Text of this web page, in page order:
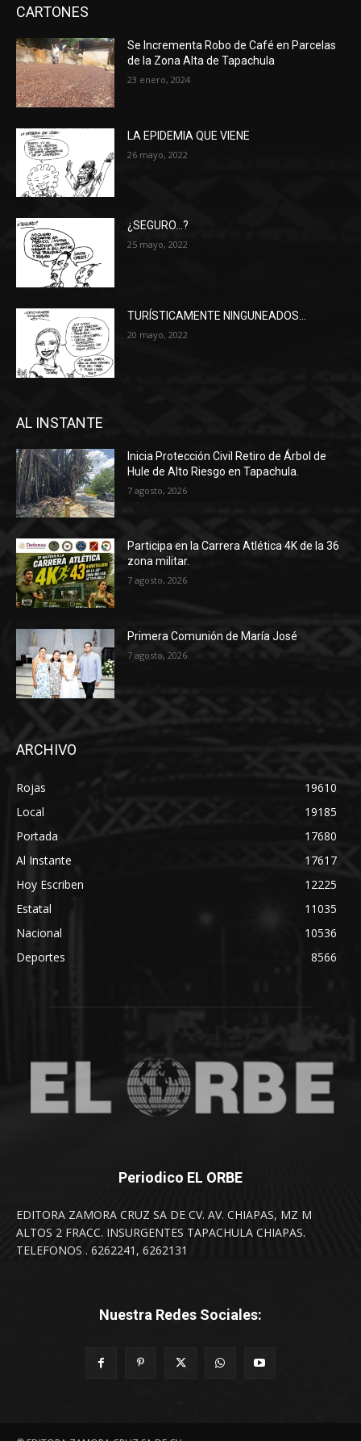
CARTONES
Se Incrementa Robo de Café en Parcelas
de la Zona Alta de Tapachula
23 enero, 2024
LA EPIDEMIA QUE VIENE
26 mayo, 2022
¿SEGURO…?
25 mayo, 2022
TURÍSTICAMENTE NINGUNEADOS…
20 mayo, 2022
AL INSTANTE
Inicia Protección Civil Retiro de Árbol de
Hule de Alto Riesgo en Tapachula.
7 agosto, 2026
Participa en la Carrera Atlética 4K de la 36
zona militar.
7 agosto, 2026
Primera Comunión de María José
7 agosto, 2026
ARCHIVO
Rojas
19610
Local
19185
Portada
17680
Al Instante
17617
Hoy Escriben
12225
Estatal
11035
Nacional
10536
Deportes
8566
Periodico EL ORBE
EDITORA ZAMORA CRUZ SA DE CV. AV. CHIAPAS, MZ M
ALTOS 2 FRACC. INSURGENTES TAPACHULA CHIAPAS.
TELEFONOS . 6262241, 6262131
Nuestra Redes Sociales: